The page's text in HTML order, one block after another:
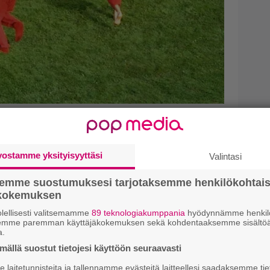
kulttibändi 1990-
huomenna
ajaksi
yksityisyyttäsi Valintasi
suostumuksesi tarjotaksemme
valitsemamme 89 teknologiakumppania hyödynnämme
paremman käyttäjäkokemuksen sekä kohdentaaksemme
suostut tietojesi käyttöön seuraavasti
laitetunnisteita ja tallennamme evästeitä laitteellesi saadaksemme